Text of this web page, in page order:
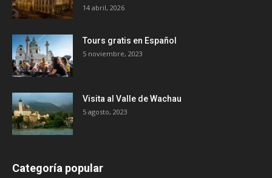
14 abril, 2026
Tours gratis en Español
5 noviembre, 2023
Visita al Valle de Wachau
5 agosto, 2023
Categoría popular